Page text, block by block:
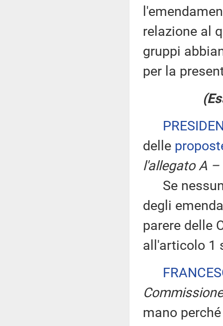
relazione al
gruppi
per la
delle
l'allegato A
Se
degli
parere delle
all'articolo 1
Commissione
mano